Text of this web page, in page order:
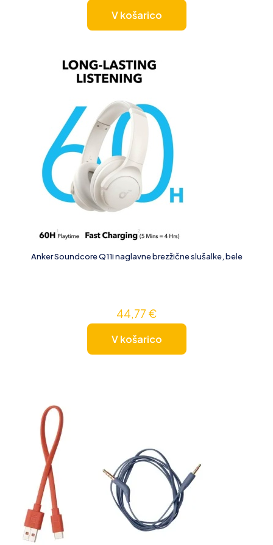
V košarico
Anker Soundcore Q11i naglavne brezžične slušalke, bele
44,77 €
V košarico